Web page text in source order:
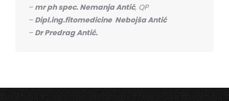
– mr ph spec. Nemanja Antić, QP
– Dipl.ing.fitomedicine Nebojša Antić
– Dr Predrag Antić.